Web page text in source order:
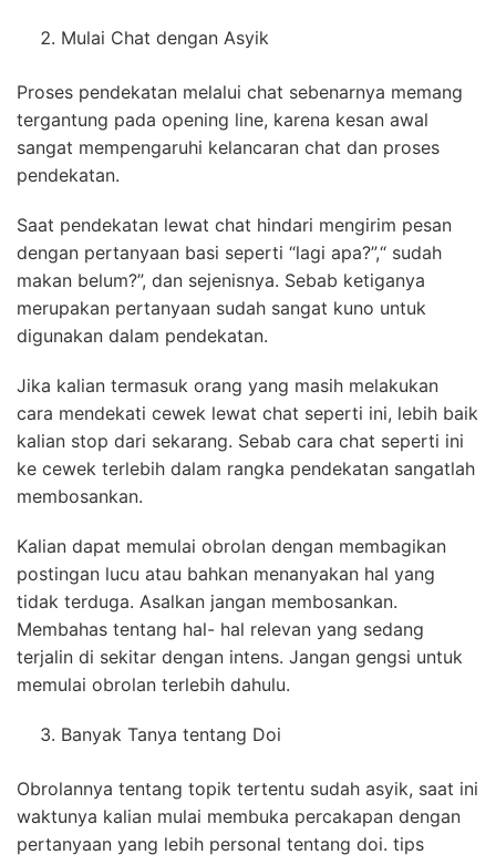
Mulai Chat dengan Asyik
Proses pendekatan melalui chat sebenarnya memang
tergantung pada opening line, karena kesan awal
sangat mempengaruhi kelancaran chat dan proses
pendekatan.
Saat pendekatan lewat chat hindari mengirim pesan
dengan pertanyaan basi seperti “lagi apa?”,“ sudah
makan belum?”, dan sejenisnya. Sebab ketiganya
merupakan pertanyaan sudah sangat kuno untuk
digunakan dalam pendekatan.
Jika kalian termasuk orang yang masih melakukan
cara mendekati cewek lewat chat seperti ini, lebih baik
kalian stop dari sekarang. Sebab cara chat seperti ini
ke cewek terlebih dalam rangka pendekatan sangatlah
membosankan.
Kalian dapat memulai obrolan dengan membagikan
postingan lucu atau bahkan menanyakan hal yang
tidak terduga. Asalkan jangan membosankan.
Membahas tentang hal- hal relevan yang sedang
terjalin di sekitar dengan intens. Jangan gengsi untuk
memulai obrolan terlebih dahulu.
Banyak Tanya tentang Doi
Obrolannya tentang topik tertentu sudah asyik, saat ini
waktunya kalian mulai membuka percakapan dengan
pertanyaan yang lebih personal tentang doi. tips